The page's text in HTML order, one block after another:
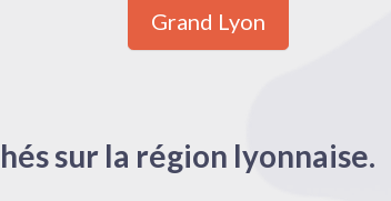
Grand Lyon
sur la région lyonnaise.